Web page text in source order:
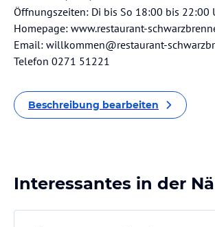
Öffnungszeiten: Di bis So 18:00 bis 22:00
Homepage: www.restaurant-
Email: willkommen@restaurant-
Telefon 0271 51221
Beschreibung bearbeiten
Interessantes in der